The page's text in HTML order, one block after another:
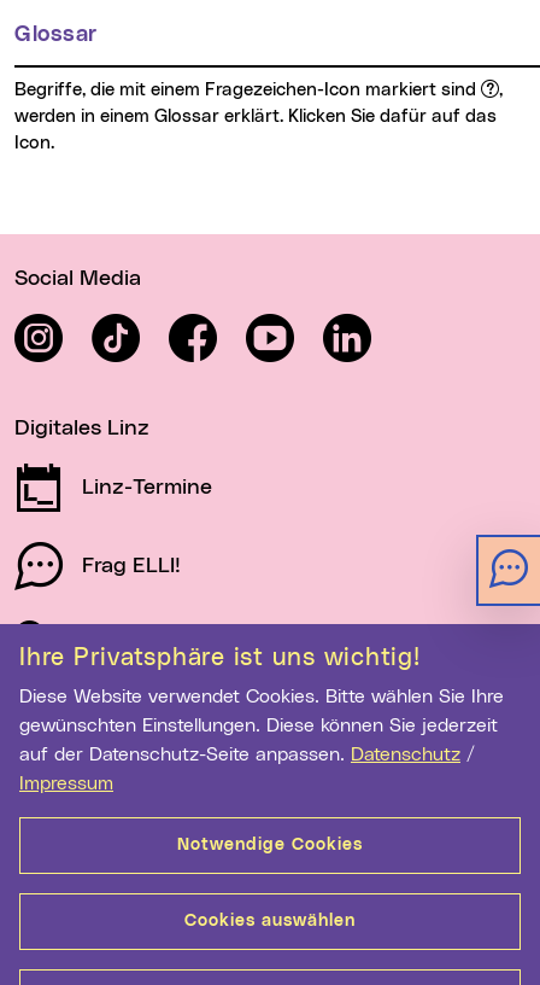
Ihre Privatsphäre ist uns wichtig!
Diese Website verwendet Cookies. Bitte wählen Sie Ihre
gewünschten Einstellungen. Diese können Sie jederzeit
auf der Datenschutz-Seite anpassen. Datenschutz /
Impressum
Notwendige Cookies
Cookies auswählen
Glossar
Begriffe, die mit einem Fragezeichen-Icon markiert sind
,
werden in einem Glossar erklärt. Klicken Sie dafür auf das
Icon.
Social Media
InstagramTikTok FacebookYouTube LinkedIn
Digitales Linz
Linz-Termine
Frag ELLI!
Schau auf Linz
Newsletter-Anmeldung
E-Mail-Adresse eingeben
Anmelden